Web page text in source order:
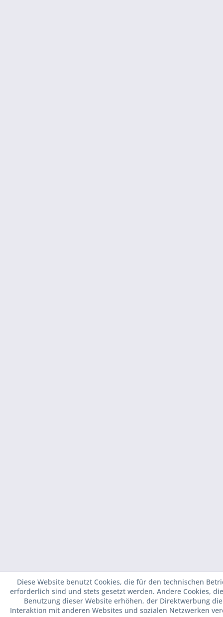
1. bis 15. August
BETRIEBSURLAUB
Diese Website benutzt Cookies, die für den technischen
erforderlich sind und stets gesetzt werden. Andere Cookies,
Benutzung dieser Website erhöhen, der Direktwerbung
Interaktion mit anderen Websites und sozialen Netzwerken